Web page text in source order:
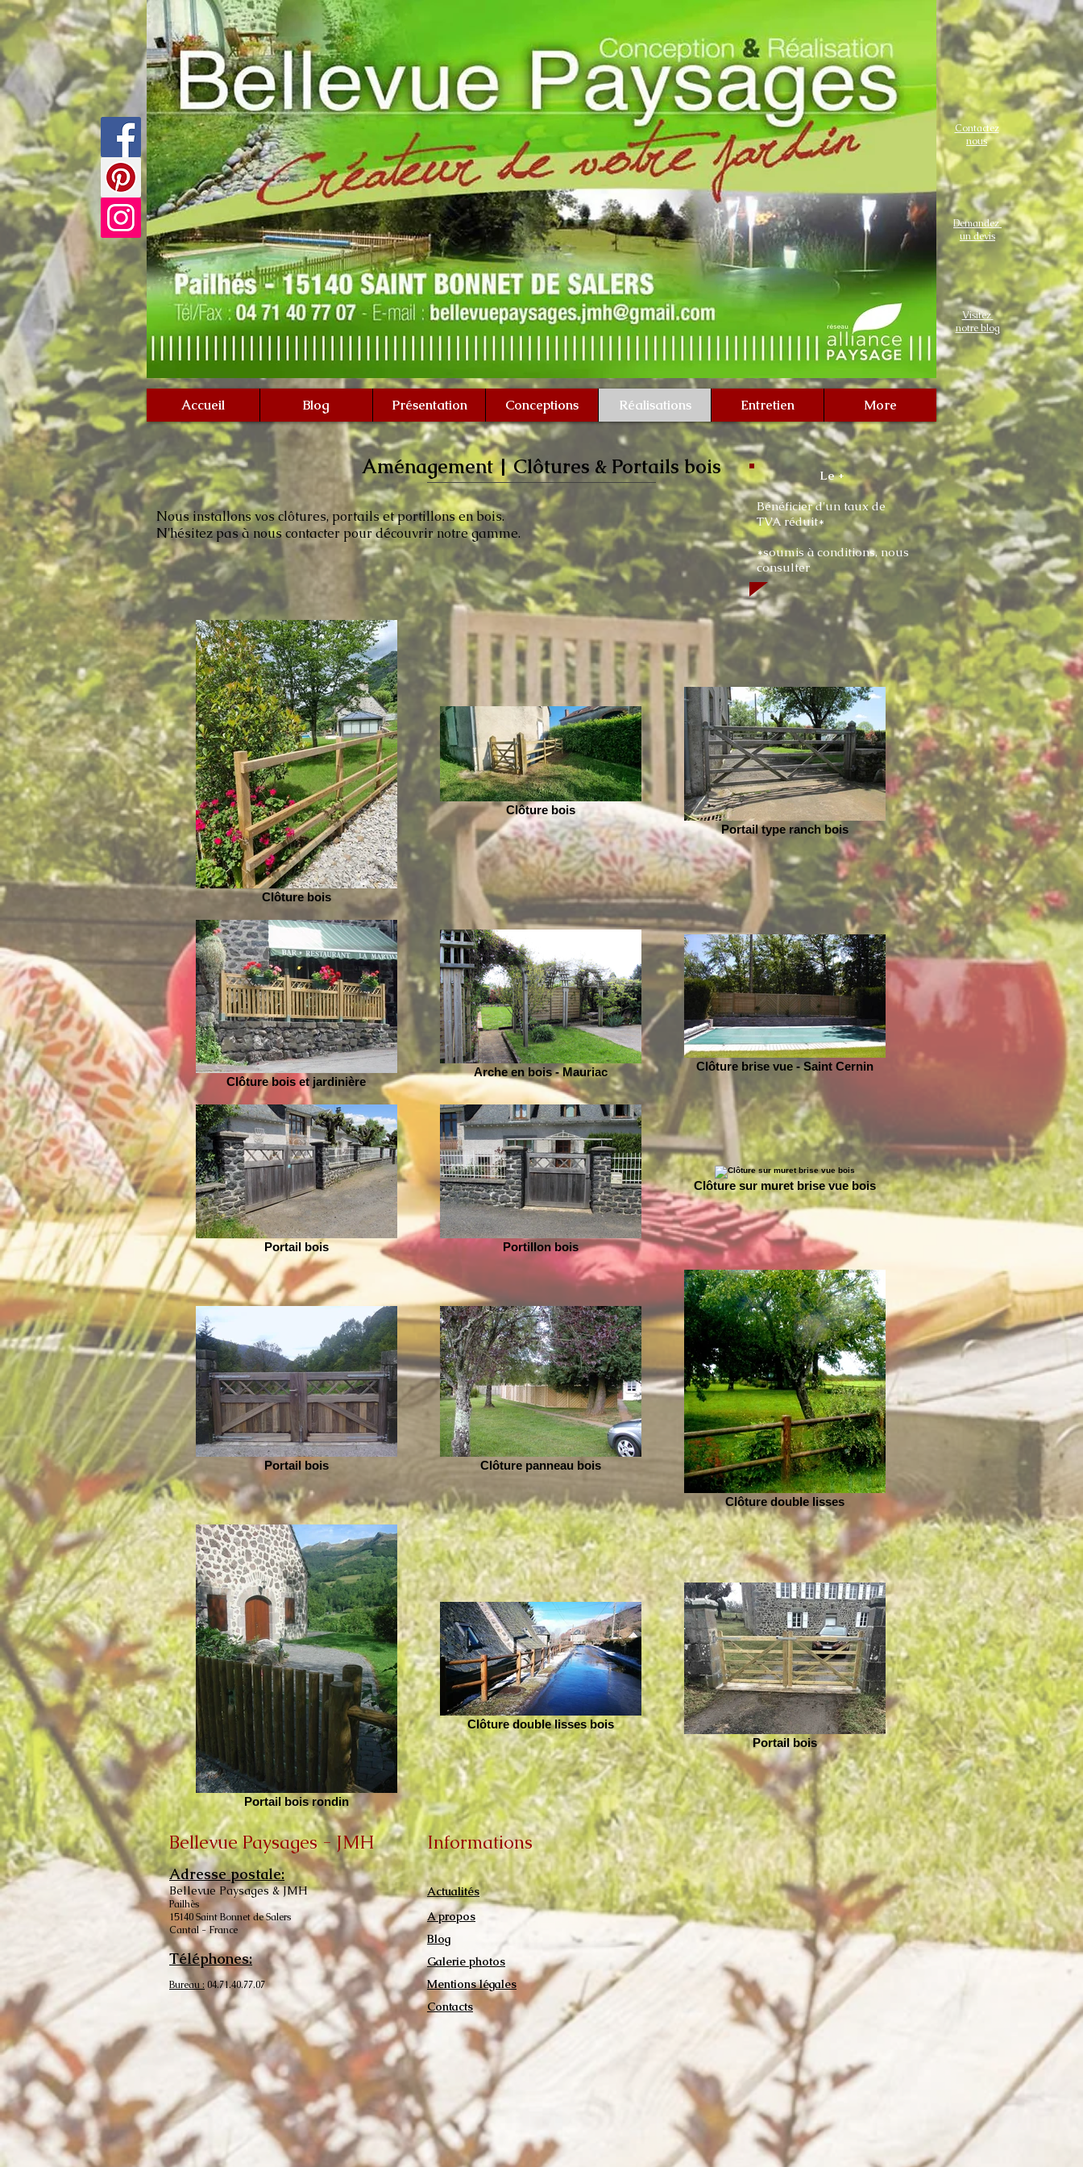
Paysagiste
cantal
Contactez
nous
Demandez
un devis
Visitez
notre blog
Accueil Blog Présentation Conceptions Réalisations Entretien More
Nous installons vos clôtures, portails et portillons en bois.
N'hésitez pas à nous contacter pour découvrir notre gamme.
Le +
Bénéficier d'un taux de
TVA réduit*
*soumis à conditions, nous
consulter
Aménagement | Clôtures & Portails bois
Clôture bois
Clôture bois
Portail type ranch bois
Clôture bois et jardinière
Arche en bois - Mauriac Clôture brise vue - Saint Cernin
Portail bois Portillon bois
Clôture sur muret brise vue bois
Portail bois Clôture panneau bois
Clôture double lisses
Portail bois rondin
Clôture double lisses bois
Portail bois
Bellevue Paysages - JMH
Adresse postale:
Bellevue Paysages & JMH
Pailhès
15140 Saint Bonnet de Salers
Cantal - France
Téléphones:
Bureau : 04.71.40.77.07
Informations
Actualités
A propos
Blog
Galerie photos
Mentions légales
Contacts